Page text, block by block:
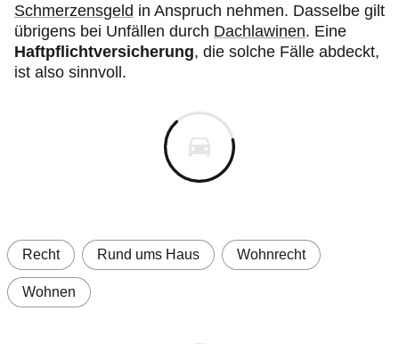
Schmerzensgeld in Anspruch nehmen. Dasselbe gilt
übrigens bei Unfällen durch Dachlawinen. Eine
Haftpflichtversicherung, die solche Fälle abdeckt,
ist also sinnvoll.
Recht Rund ums Haus Wohnrecht
Wohnen